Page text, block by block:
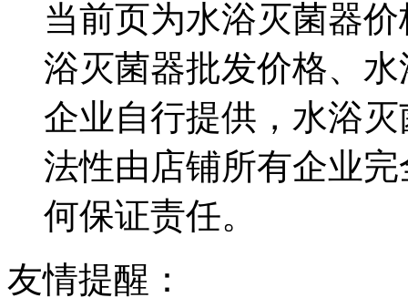
当前页为水浴灭菌器
浴灭菌器批发价格、
企业自行提供，水浴
法性由店铺所有企业
何保证责任。
友情提醒：